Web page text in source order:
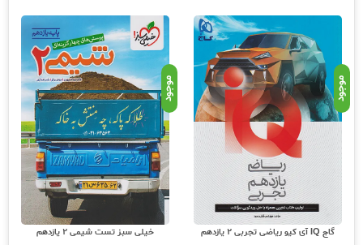
موجود
گاج IQ آی کیو ریاضی تجربی 2 یازدهم
موجود
خیلی سبز تست شیمی 2 یازدهم